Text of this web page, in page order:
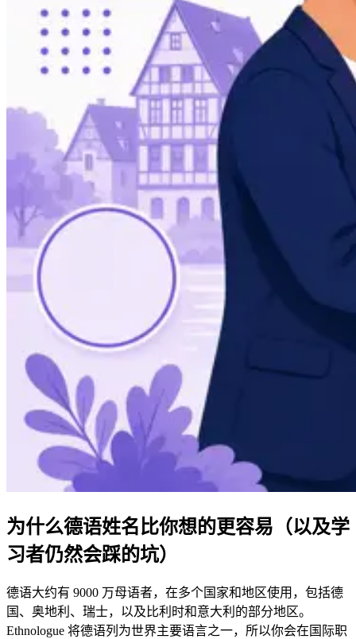
为什么德语姓名比你想的更容易（以及学
习者仍然会踩的坑）
德语大约有 9000 万母语者，在多个国家和地区使用，包括德
国、奥地利、瑞士，以及比利时和意大利的部分地区。
Ethnologue 将德语列为世界主要语言之一，所以你会在国际职